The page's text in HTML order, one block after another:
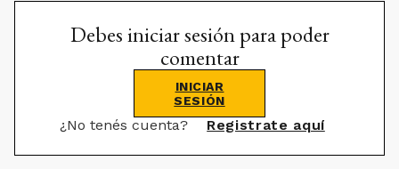
Debes iniciar sesión para poder
comentar
INICIAR
SESIÓN
¿No tenés cuenta? Registrate aquí